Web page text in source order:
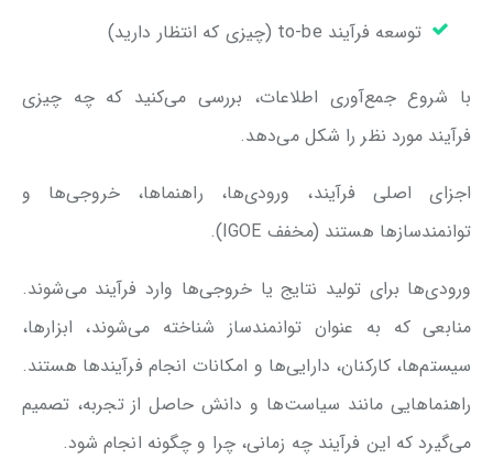
توسعه فرآیند to-be (چیزی که انتظار دارید)
با شروع جمع‌آوری اطلاعات، بررسی می‌کنید که چه چیزی
فرآیند مورد نظر را شکل می‌دهد.
اجزای اصلی فرآیند، ورودی‌ها، راهنماها، خروجی‌ها و
توانمندسازها هستند (مخفف IGOE).
ورودی‌ها برای تولید نتایج یا خروجی‌ها وارد فرآیند می‌شوند.
منابعی که به عنوان توانمندساز شناخته می‌شوند، ابزارها،
سیستم‌ها، کارکنان، دارایی‌ها و امکانات انجام فرآیندها هستند.
راهنماهایی مانند سیاست‌ها و دانش حاصل از تجربه، تصمیم
می‌گیرد که این فرآیند چه زمانی، چرا و چگونه انجام شود.